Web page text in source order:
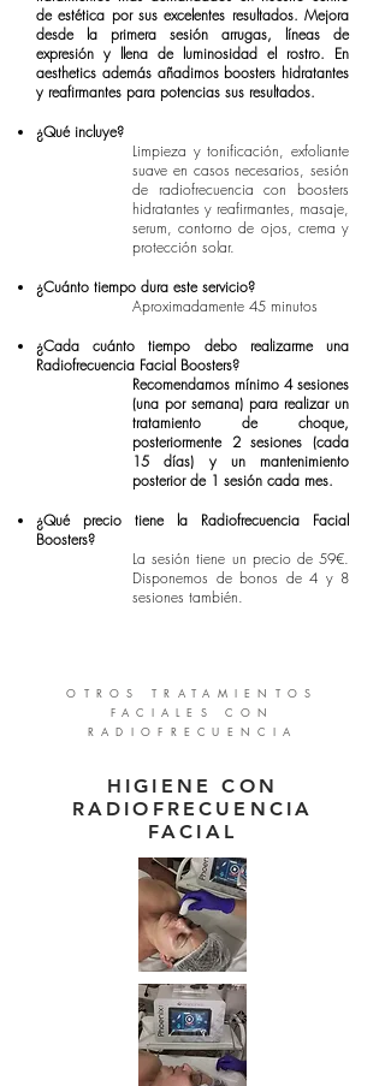
de estética por sus excelentes resultados. Mejora
desde la primera sesión arrugas, líneas de
expresión y llena de luminosidad el rostro. En
aesthetics además añadimos boosters hidratantes
y reafirmantes para potencias sus resultados.
¿Qué incluye?
Limpieza y tonificación, exfoliante
suave en casos necesarios, sesión
de radiofrecuencia con boosters
hidratantes y reafirmantes, masaje,
serum, contorno de ojos, crema y
protección solar.
¿Cuánto tiempo dura este servicio?
Aproximadamente 45 minutos​
¿Cada cuánto tiempo debo realizarme una
Radiofrecuencia Facial Boosters?
Recomendamos mínimo 4 sesiones
(una por semana) para realizar un
tratamiento de choque,
posteriormente 2 sesiones (cada
15 días) y un mantenimiento
posterior de 1 sesión cada mes.
¿Qué precio tiene la Radiofrecuencia Facial
Boosters?
La sesión tiene un precio de 59€​.
Disponemos de bonos de 4 y 8
sesiones también.
OTROS TRATAMIENTOS
FACIALES CON
RADIOFRECUENCIA
HIGIENE CON
RADIOFRECUENCIA
FACIAL